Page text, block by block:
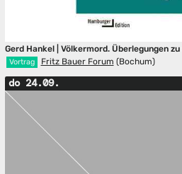
Gerd Hankel | Völkermord. Überlegungen
Vortrag Fritz Bauer Forum (Bochum)
do 24.09.